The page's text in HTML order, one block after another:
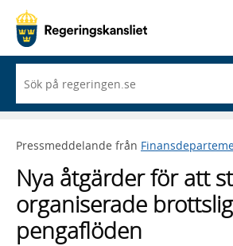
du
börjar
skriva
framträder
lista
med
sökförslag
Pressmeddelande från
Nya åtgärder för att
organiserade
pengaflöden